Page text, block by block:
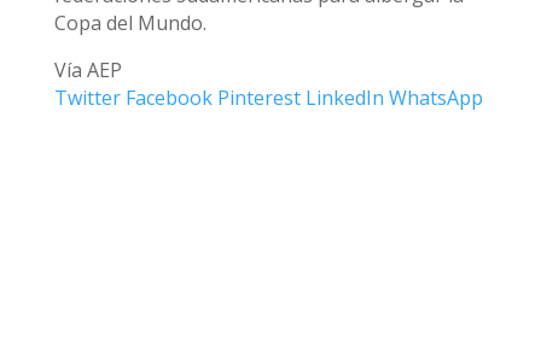
Copa del Mundo.
Vía AEP
Twitter Facebook Pinterest LinkedIn WhatsApp